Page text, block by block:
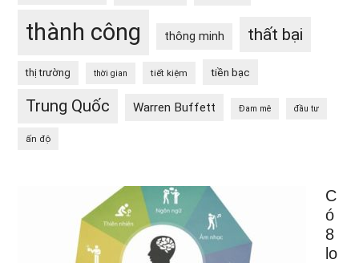
thành công thông minh thất bại
thị trường thời gian tiết kiệm tiền bạc
Trung Quốc Warren Buffett Đam mê đầu tư
ấn độ
C
ó
8
lo